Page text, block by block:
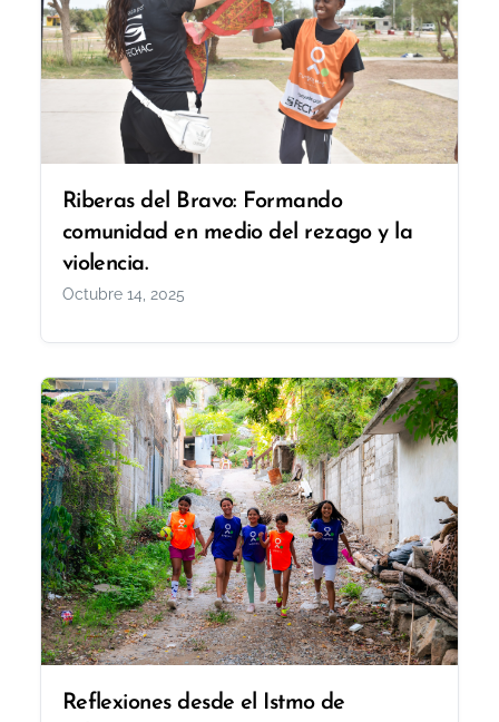
Riberas del Bravo: Formando
comunidad en medio del rezago y la
violencia.
Octubre 14, 2025
Reflexiones desde el Istmo de